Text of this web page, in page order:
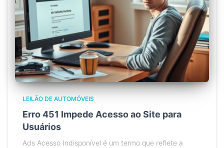
LEILÃO DE AUTOMÓVEIS
Erro 451 Impede Acesso ao Site para
Usuários
Ads Acesso Indisponível é um termo que reflete a